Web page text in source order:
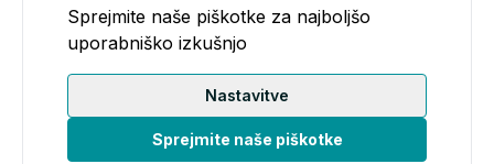
Sprejmite naše piškotke za najboljšo
uporabniško izkušnjo
Nastavitve
Sprejmite naše piškotke